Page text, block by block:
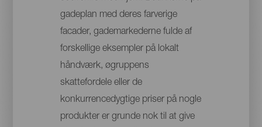
gadeplan med deres farverige
facader, gademarkederne fulde af
forskellige eksempler på lokalt
håndværk, øgruppens
skattefordele eller de
konkurrencedygtige priser på nogle
produkter er grunde nok til at give